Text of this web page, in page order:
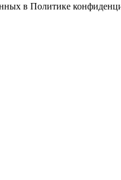
в Политике